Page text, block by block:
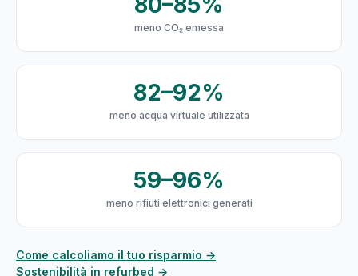
meno CO₂ emessa
82–92%
meno acqua virtuale utilizzata
59–96%
meno rifiuti elettronici generati
Come calcoliamo il tuo risparmio →
Sostenibilità in refurbed →